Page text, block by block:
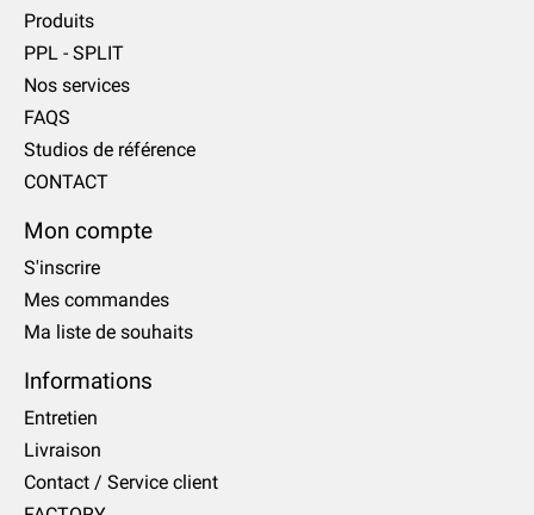
Produits
PPL - SPLIT
Nos services
FAQS
Studios de référence
CONTACT
Mon compte
S'inscrire
Mes commandes
Ma liste de souhaits
Informations
Entretien
Livraison
Contact / Service client